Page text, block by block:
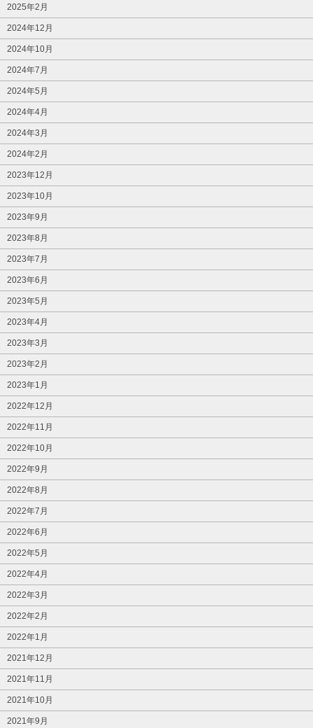
2025年2月
2024年12月
2024年10月
2024年7月
2024年5月
2024年4月
2024年3月
2024年2月
2023年12月
2023年10月
2023年9月
2023年8月
2023年7月
2023年6月
2023年5月
2023年4月
2023年3月
2023年2月
2023年1月
2022年12月
2022年11月
2022年10月
2022年9月
2022年8月
2022年7月
2022年6月
2022年5月
2022年4月
2022年3月
2022年2月
2022年1月
2021年12月
2021年11月
2021年10月
2021年9月